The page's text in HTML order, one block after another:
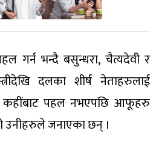
गर्न भन्दै बसुन्धरा, चैत्यदेवी र
दलका शीर्ष नेताहरुलाई
पहल नभएपछि आफूहरु
उनीहरुले जनाएका छन् ।